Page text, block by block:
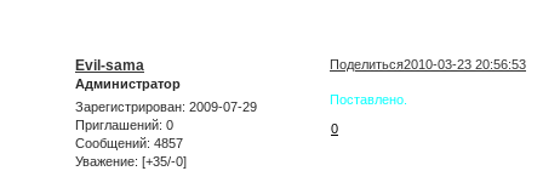
Поделиться2010-03-23 20:56:53
Evil-sama
Администратор
Зарегистрирован: 2009-07-29
Приглашений: 0
Сообщений: 4857
Уважение: [+35/-0]
Поставлено.
0